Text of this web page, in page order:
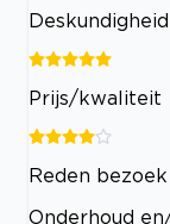
Deskundigheid
Prijs/kwaliteit
Reden bezoek
Onderhoud